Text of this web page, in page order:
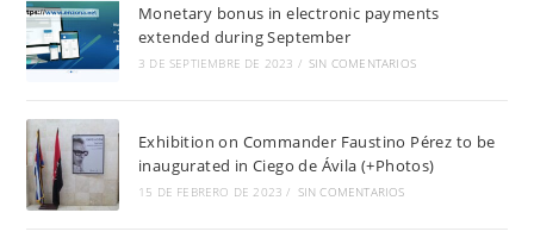
Monetary bonus in electronic payments
extended during September
3 DE SEPTIEMBRE DE 2023 / SIN COMENTARIOS
Exhibition on Commander Faustino Pérez to be
inaugurated in Ciego de Ávila (+Photos)
15 DE FEBRERO DE 2023 / SIN COMENTARIOS